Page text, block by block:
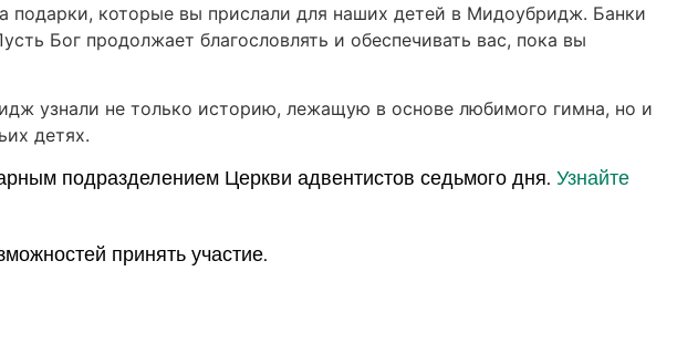
подарки, которые вы прислали для наших детей в Мидоубридж. Банки
Бог продолжает благословлять и обеспечивать вас, пока вы
узнали не только историю, лежащую в основе любимого гимна, но и
детях.
подразделением Церкви адвентистов седьмого дня. Узнайте
принять участие.